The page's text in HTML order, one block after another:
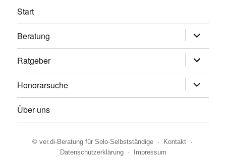
Start
Beratung
anzeigen
Ratgeber
anzeigen
Honorarsuche
anzeigen
Über uns
© ver.di-Beratung für Solo-Selbstständige· Kontakt·
Datenschutzerklärung· Impressum